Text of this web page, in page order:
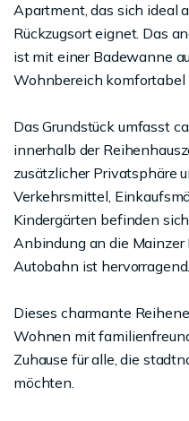
Apartment, das sich ideal
Rückzugsort eignet. Das
ist mit einer Badewanne
Wohnbereich komfortabel
Das Grundstück umfasst
innerhalb der
zusätzlicher Privatsphäre
Verkehrsmittel,
Kindergärten befinden
Anbindung an die
Autobahn ist hervorragend.
Dieses charmante
Wohnen mit
Zuhause für alle, die
möchten.